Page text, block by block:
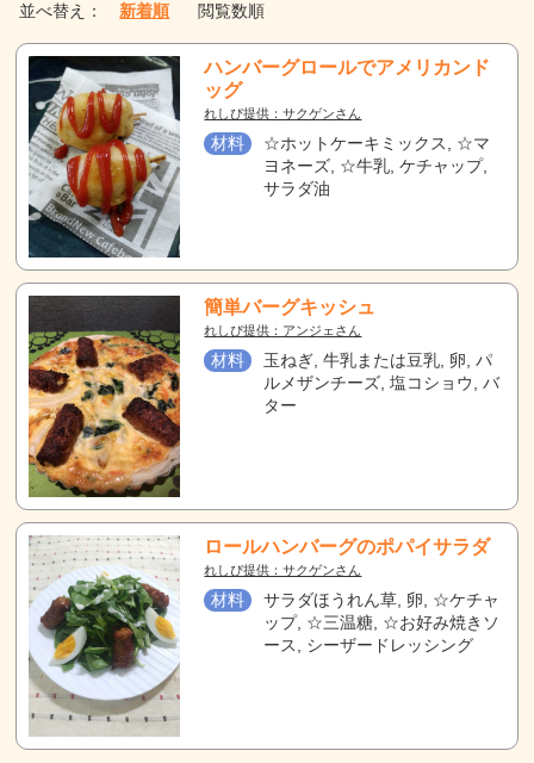
並べ替え： 新着順 閲覧数順
ハンバーグロールでアメリカンド
ッグ
れしぴ提供：サクゲンさん
材料
☆ホットケーキミックス, ☆マ
ヨネーズ, ☆牛乳, ケチャップ,
サラダ油
簡単バーグキッシュ
れしぴ提供：アンジェさん
材料
玉ねぎ, 牛乳または豆乳, 卵, パ
ルメザンチーズ, 塩コショウ, バ
ター
ロールハンバーグのポパイサラダ
れしぴ提供：サクゲンさん
材料
サラダほうれん草, 卵, ☆ケチャ
ップ, ☆三温糖, ☆お好み焼きソ
ース, シーザードレッシング